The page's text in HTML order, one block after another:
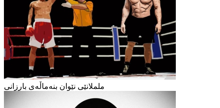
ململانێی نێوان بنەماڵەی بارزانی